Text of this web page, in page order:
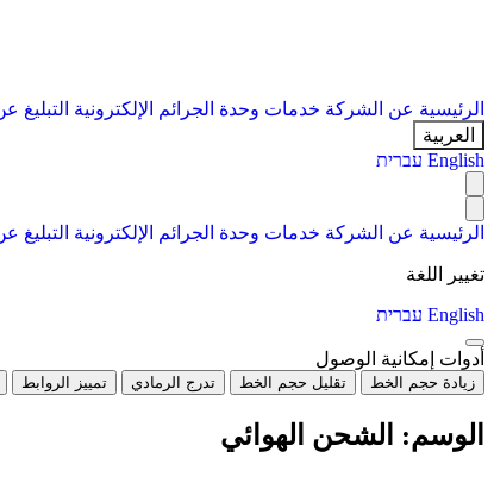
الرئيسية عن الشركة خدمات وحدة الجرائم الإلكترونية التبليغ
العربية
English עברית
الرئيسية عن الشركة خدمات وحدة الجرائم الإلكترونية التبليغ
تغيير اللغة
English עברית
أدوات إمكانية الوصول
زيادة حجم الخط تقليل حجم الخط تدرج الرمادي تمييز الروابط
الوسم: الشحن الهوائي